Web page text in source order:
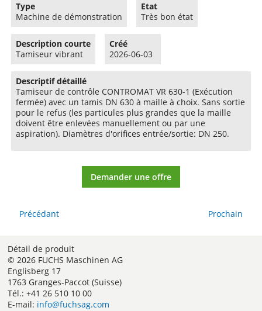
Type
Machine de démonstration
Etat
Très bon état
Description courte
Tamiseur vibrant
Créé
2026-06-03
Descriptif détaillé
Tamiseur de contrôle CONTROMAT VR 630-1 (Exécution
fermée) avec un tamis DN 630 à maille à choix. Sans sortie
pour le refus (les particules plus grandes que la maille
doivent être enlevées manuellement ou par une
aspiration). Diamètres d'orifices entrée/sortie: DN 250.
Demander une offre
Précédant Prochain
Détail de produit
© 2026 FUCHS Maschinen AG
Englisberg 17
1763 Granges-Paccot (Suisse)
Tél.: +41 26 510 10 00
E-mail: info@fuchsag.com